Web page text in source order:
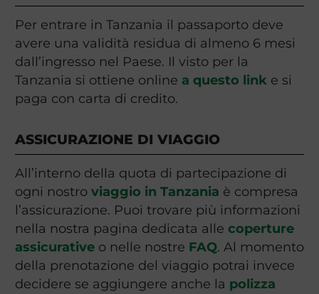
Per entrare in Tanzania il passaporto deve
avere una validità residua di almeno 6 mesi
dall’ingresso nel Paese. Il visto per la
Tanzania si ottiene online a questo link e si
paga con carta di credito.
ASSICURAZIONE DI VIAGGIO
All’interno della quota di partecipazione di
ogni nostro viaggio in Tanzania è compresa
l’assicurazione. Puoi trovare più informazioni
nella nostra pagina dedicata alle coperture
assicurative o nelle nostre FAQ. Al momento
della prenotazione del viaggio potrai invece
decidere se aggiungere anche la polizza